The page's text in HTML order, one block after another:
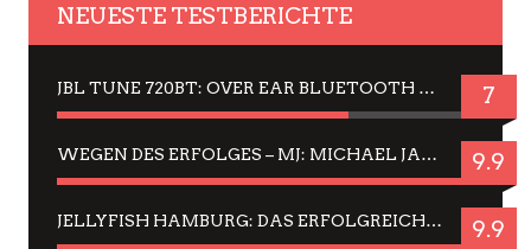
NEUESTE TESTBERICHTE
JBL TUNE 720BT: OVER EAR BLUETOOTH KOPFHÖRER UM DIE 50,-€ IM DAUER-TEST 7
WEGEN DES ERFOLGES – MJ: MICHAEL JACKSON MUSICAL IN EINER MATINEE SEHEN 9.9
JELLYFISH HAMBURG: DAS ERFOLGREICHE SOMMER-MENÜ 2025 IN GEFÜHLEN UND BILDERN 9.9